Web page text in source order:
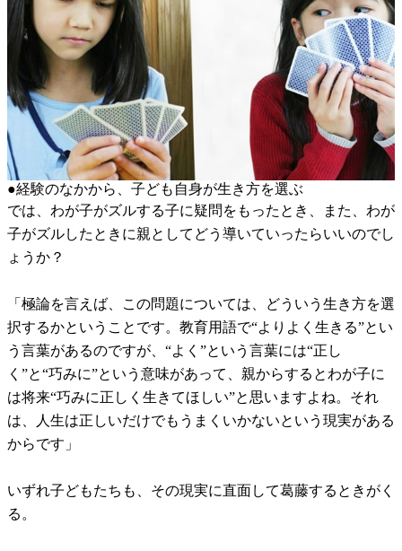
●経験のなかから、子ども自身が生き方を選ぶ
では、わが子がズルする子に疑問をもったとき、また、わが
子がズルしたときに親としてどう導いていったらいいのでし
ょうか？
「極論を言えば、この問題については、どういう生き方を選
択するかということです。教育用語で“よりよく生きる”とい
う言葉があるのですが、“よく”という言葉には“正し
く”と“巧みに”という意味があって、親からするとわが子に
は将来“巧みに正しく生きてほしい”と思いますよね。それ
は、人生は正しいだけでもうまくいかないという現実がある
からです」
いずれ子どもたちも、その現実に直面して葛藤するときがく
る。